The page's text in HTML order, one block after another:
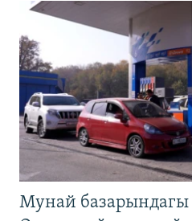
Мунай базарындагы